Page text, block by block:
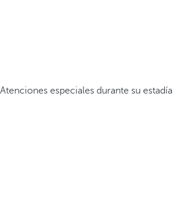
Atenciones especiales durante su estadía